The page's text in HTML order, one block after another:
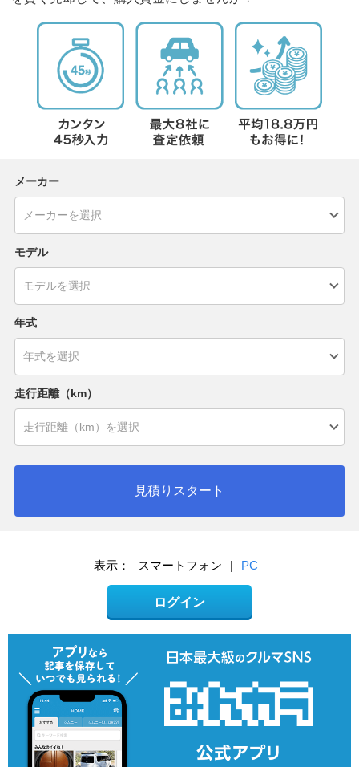
メーカー
モデル
年式
走行距離（km）
見積りスタート
表示： スマートフォン | PC
ログイン